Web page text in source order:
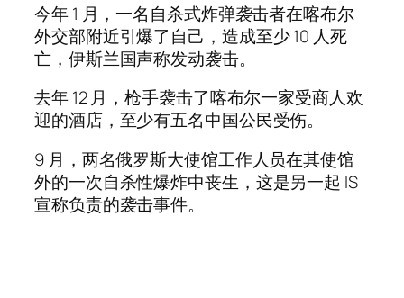
今年 1 月，一名自杀式炸弹袭击者在喀布尔
外交部附近引爆了自己，造成至少 10 人死
亡，伊斯兰国声称发动袭击。
去年 12 月，枪手袭击了喀布尔一家受商人欢
迎的酒店，至少有五名中国公民受伤。
9 月，两名俄罗斯大使馆工作人员在其使馆
外的一次自杀性爆炸中丧生，这是另一起 IS
宣称负责的袭击事件。